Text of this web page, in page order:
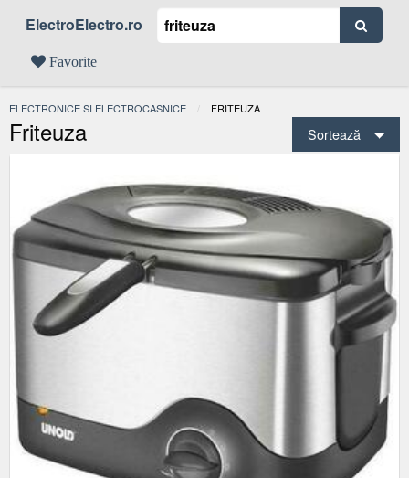
ElectroElectro.ro
Favorite
ELECTRONICE SI ELECTROCASNICE ACTUAL:
FRITEUZA
Friteuza Sortează